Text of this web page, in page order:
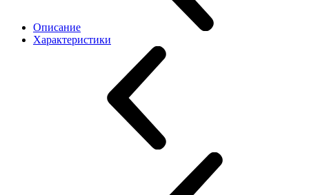
Описание
Характеристики